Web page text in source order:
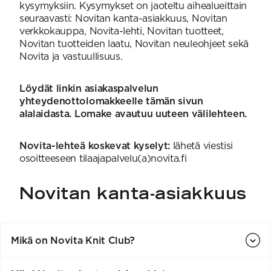
7 Veljestä
Nalle
Wonder Wool
Hehku
1 = ohuin, 7 = paksuin
1. Lace
2. 4-ply
3. Sport
4. DK
6. Chunky
7. Super Chunky
SESONGIN MALLISTOT
SS26 Kirsikka
Simberg & Hanna
Sumari
SS26 Hyvän olon
SS26 Auringon
kosketus -
kesämallisto
SS26 Signature
INSPIROIDU
Yhteisö
Kaikki artikkelit
kysymyksiin. Kysymykset on jaoteltu aihealueittain
seuraavasti: Novitan kanta-asiakkuus, Novitan
verkkokauppa, Novita-lehti, Novitan tuotteet,
Novitan tuotteiden laatu, Novitan neuleohjeet sekä
Novita ja vastuullisuus.
Löydät linkin asiakaspalvelun
yhteydenottolomakkeelle tämän sivun
alalaidasta. Lomake avautuu uuteen välilehteen.
Novita-lehteä koskevat kyselyt: lähetä viestisi
osoitteeseen tilaajapalvelu(a)novita.fi
Novitan kanta-asiakkuus
Mikä on Novita Knit Club?